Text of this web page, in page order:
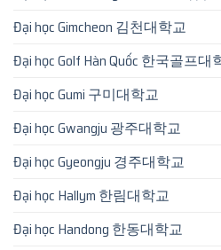
Đại học Gimcheon 김천대학교
Đại học Golf Hàn Quốc 한국골프대
Đại học Gumi 구미대학교
Đại học Gwangju 광주대학교
Đại học Gyeongju 경주대학교
Đại học Hallym 한림대학교
Đại học Handong 한동대학교